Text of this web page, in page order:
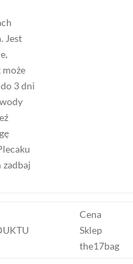
Jest
może
3 dni
Cena
Sklep
the17bag